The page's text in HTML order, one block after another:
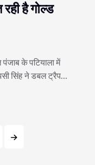
है गोल्ड
पंजाब के पटियाला में
सिंह ने डबल ट्रैप…